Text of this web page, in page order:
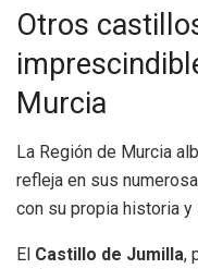
Otros
Murcia
La Región de Murcia
refleja en sus
con su propia historia y
El Castillo de Jumilla,